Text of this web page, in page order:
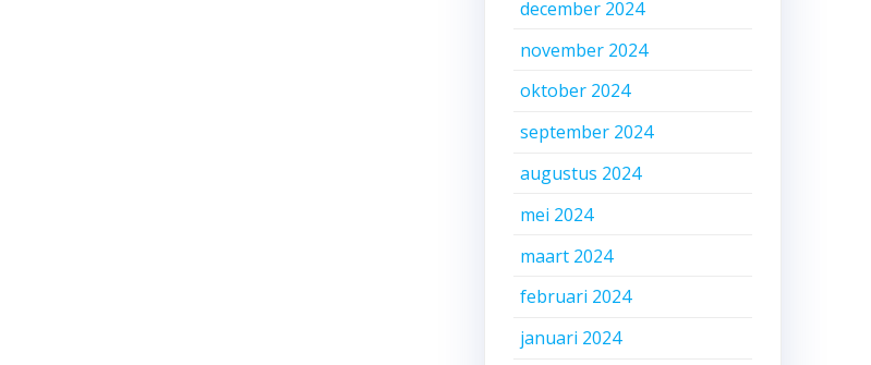
december 2024
november 2024
oktober 2024
september 2024
augustus 2024
mei 2024
maart 2024
februari 2024
januari 2024